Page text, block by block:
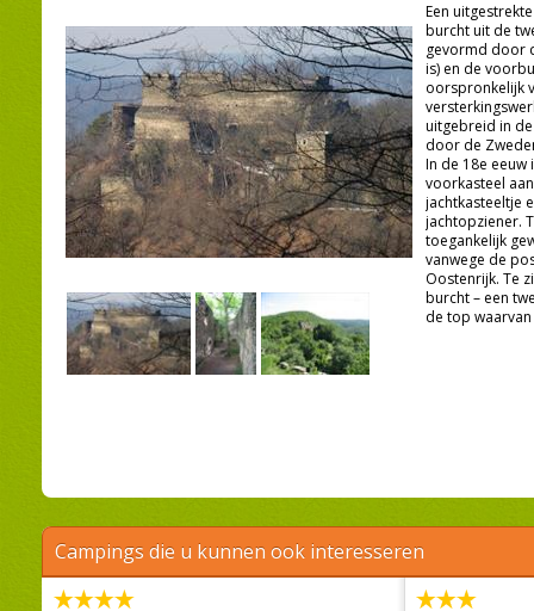
Een
burcht uit de
gevormd door
is) en de
oorspronkelijk
uitgebreid in
door de
In de 18e eeuw
voorkasteel
jachtkasteeltje
jachtopziener.
toegankelijk
vanwege de
Oostenrijk. Te
burcht – een
de top waarvan
Campings die u kunnen ook interesseren